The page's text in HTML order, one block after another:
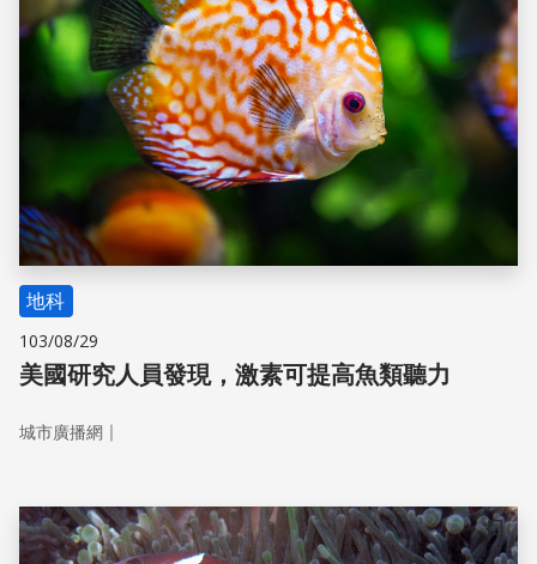
地科
103/08/29
美國研究人員發現，激素可提高魚類聽力
城市廣播網 ｜
儲存